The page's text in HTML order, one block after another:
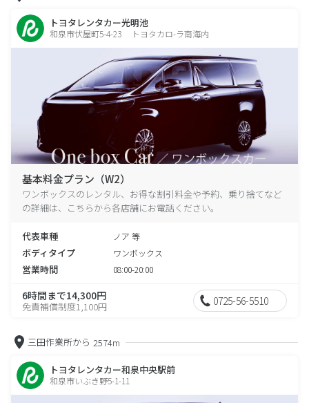
トヨタレンタカー光明池
和泉市伏屋町5-4-23 トヨタカロ-ラ南海内
基本料金プラン（W2）
ワンボックスのレンタル、お得な割引料金や予約、乗り捨てなど
の詳細は、こちらから各店舗にお電話ください。
代表車種 ノア 等
ボディタイプ ワンボックス
営業時間 08:00-20:00
6時間まで14,300円
免責補償制度1,100円 0725-56-5510
三田作業所から 2574m
トヨタレンタカー和泉中央駅前
和泉市いぶき野5-1-11